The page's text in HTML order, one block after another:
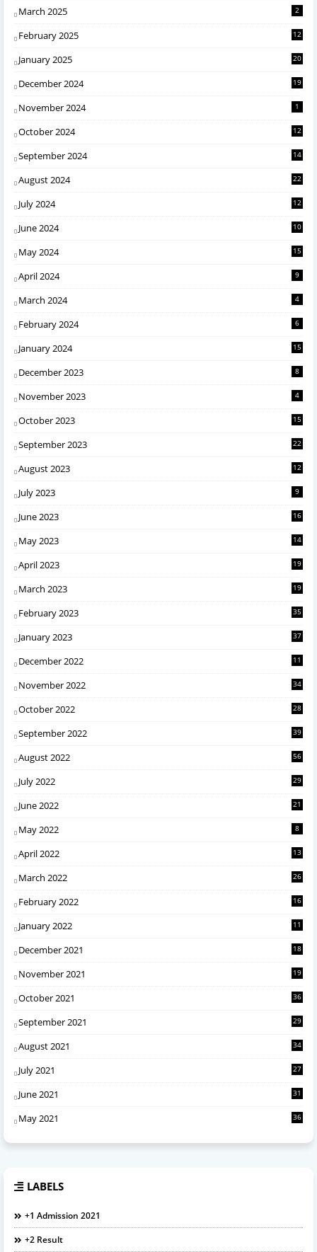
March 2025 2
February 2025 12
January 2025 20
December 2024 19
November 2024 1
October 2024 12
September 2024 14
August 2024 22
July 2024 12
June 2024 10
May 2024 15
April 2024 9
March 2024 4
February 2024 6
January 2024 15
December 2023 8
November 2023 4
October 2023 15
September 2023 22
August 2023 12
July 2023 9
June 2023 16
May 2023 14
April 2023 19
March 2023 19
February 2023 35
January 2023 37
December 2022 11
November 2022 34
October 2022 28
September 2022 39
August 2022 56
July 2022 29
June 2022 21
May 2022 8
April 2022 13
March 2022 26
February 2022 16
January 2022 11
December 2021 18
November 2021 19
October 2021 36
September 2021 29
August 2021 34
July 2021 27
June 2021 31
May 2021 36
LABELS
+1 Admission 2021
+2 Result